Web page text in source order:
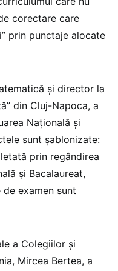
corectare care
prin punctaje alocate
și director la
din Cluj-Napoca, a
Națională și
sunt șablonizate:
prin regândirea
și Bacalaureat,
examen sunt
a Colegiilor și
Mircea Bertea, a